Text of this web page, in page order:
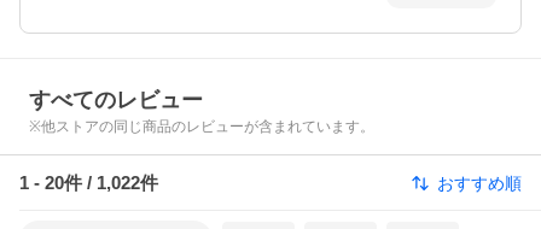
すべてのレビュー
※他ストアの同じ商品のレビューが含まれています。
1 - 20件 / 1,022件 おすすめ順